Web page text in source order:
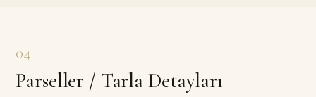
04
Parseller / Tarla Detayları